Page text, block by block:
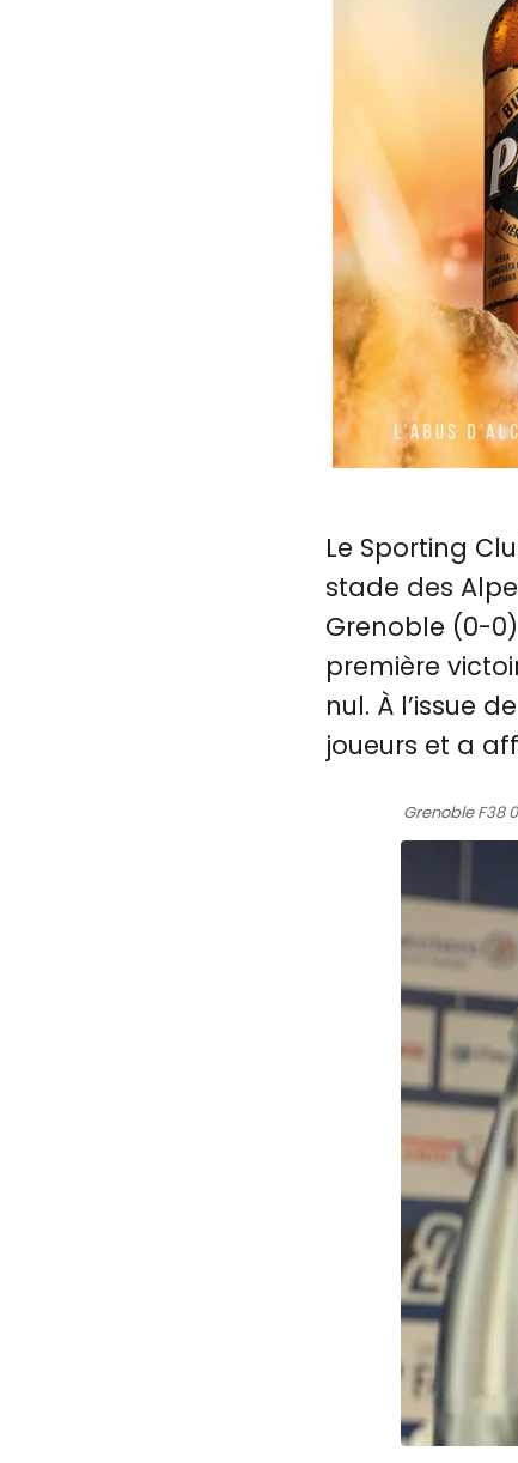
Le Sporting
stade des
Grenoble (0-
première
nul. À l’issue
joueurs et a
Grenoble F38